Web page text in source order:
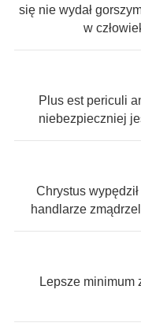
się nie wydał
w
Plus est periculi
niebezpieczniej
Chrystus
handlarze
Lepsze minimum